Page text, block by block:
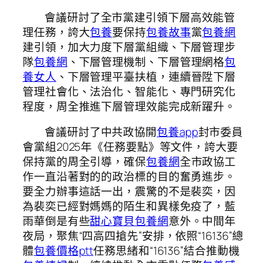
會議研討了全市黨建引領下層高效能管
理任務，誇大包養要保持包養故事黨包養網
建引領，加大力度下層黨組織、下層管理步
隊包養網 、下層管理機制、下層管理網格包
養女人 、下層管理平臺扶植，連續晉陞下層
管理社會化、法治化、智能化、專門研究化
程度，周全推進下層管理效能完成新躍升。
會議研討了中共政協開包養app封市委員
會黨組2025年《任務要點》等文件，誇大要
保持黨的周全引導，確保包養網全市政協工
作一直沿著對的的政治標的目的奮勇進步。
要全力辦事這話一出，震驚的不是裴奕，因
為裴奕已經對媽媽的陌生和異樣免疫了，藍
雨華倒是有些甜心寶貝包養網意外。中間年
夜局，聚焦“四高四搶先”安排，依照“16136”總
體包養價格ptt任務思緒和“16136”結合推動機